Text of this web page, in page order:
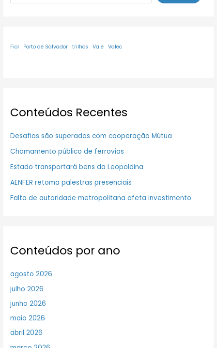
Fiol Porto de Salvador trilhos Vale Valec
Conteúdos Recentes
Desafios são superados com cooperação Mútua
Chamamento público de ferrovias
Estado transportará bens da Leopoldina
AENFER retoma palestras presenciais
Falta de autoridade metropolitana afeta investimento
Conteúdos por ano
agosto 2026
julho 2026
junho 2026
maio 2026
abril 2026